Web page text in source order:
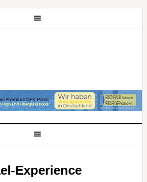
Experience